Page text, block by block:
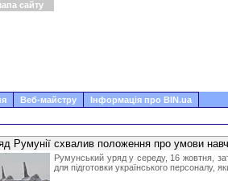
сайту
Веб-майстру Інформація про BIN.ua
Румунії схвалив положення про умови
Румунський уряд у середу, 16 жовтня,
для підготовки українського персоналу,